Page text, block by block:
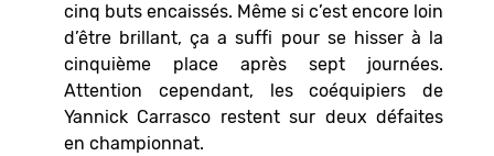
cinq buts encaissés. Même si c’est encore loin
d’être brillant, ça a suffi pour se hisser à la
cinquième place après sept journées.
Attention cependant, les coéquipiers de
Yannick Carrasco restent sur deux défaites
en championnat.